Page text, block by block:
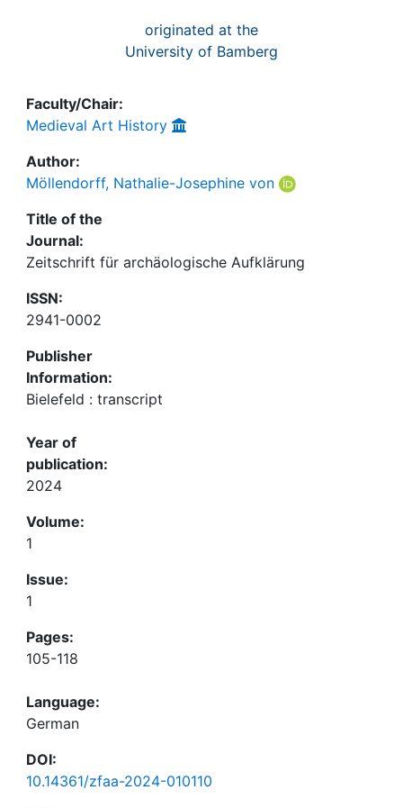
originated at the
University of Bamberg
Faculty/Chair:
Medieval Art History
Author:
Möllendorff, Nathalie-Josephine von
Title of the
Journal:
Zeitschrift für archäologische Aufklärung
ISSN:
2941-0002
Publisher
Information:
Bielefeld : transcript
Year of
publication:
2024
Volume:
1
Issue:
1
Pages:
105-118
Language:
German
DOI:
10.14361/zfaa-2024-010110